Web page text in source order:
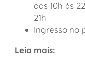
das 10h às
21h
Ingresso no
Leia mais: